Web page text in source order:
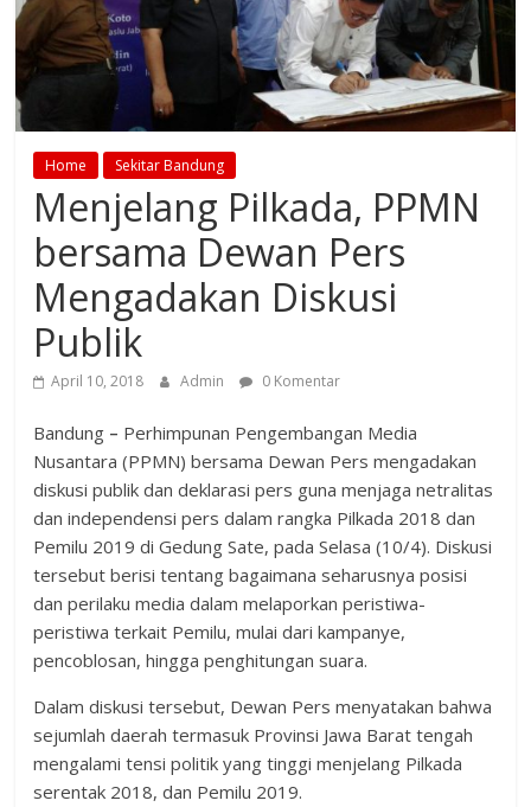
Home Sekitar Bandung
Menjelang Pilkada, PPMN
bersama Dewan Pers
Mengadakan Diskusi
Publik
April 10, 2018 Admin 0 Komentar
Bandung – Perhimpunan Pengembangan Media
Nusantara (PPMN) bersama Dewan Pers mengadakan
diskusi publik dan deklarasi pers guna menjaga netralitas
dan independensi pers dalam rangka Pilkada 2018 dan
Pemilu 2019 di Gedung Sate, pada Selasa (10/4). Diskusi
tersebut berisi tentang bagaimana seharusnya posisi
dan perilaku media dalam melaporkan peristiwa-
peristiwa terkait Pemilu, mulai dari kampanye,
pencoblosan, hingga penghitungan suara.
Dalam diskusi tersebut, Dewan Pers menyatakan bahwa
sejumlah daerah termasuk Provinsi Jawa Barat tengah
mengalami tensi politik yang tinggi menjelang Pilkada
serentak 2018, dan Pemilu 2019.